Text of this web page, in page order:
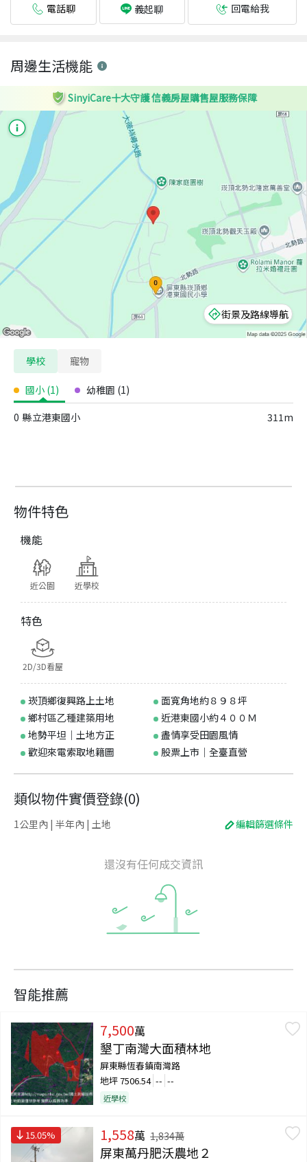
電話聊 義起聊 回電給我
物件特色
機能
近公園 近學校
特色
2D/3D看屋
崁頂鄉復興路上土地
面寬角地約８９８坪
鄉村區乙種建築用地
近港東國小約４００Ｍ
地勢平坦｜土地方正
盡情享受田園風情
歡迎來電索取地籍圖
股票上市｜全臺直營
周邊生活機能
SinyiCare十大守護 信義房屋購售屋服務保障
街景及路線導航
學校 寵物
國小 (1) 幼稚園 (1)
0 縣立港東國小 311m
類似物件實價登錄(0)
1公里內 | 半年內 | 土地 編輯篩選條件
還沒有任何成交資訊
智能推薦
7,500萬
墾丁南灣大面積林地
屏東縣恆春鎮南灣路
地坪7506.54 -- --
近學校
15.05% 1,558萬 1,834萬
屏東萬丹肥沃農地２